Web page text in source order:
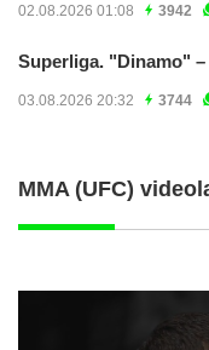
02.08.2026 01:08 3942
Superliga. "Dinamo"
03.08.2026 20:32 3744
MMA (UFC)